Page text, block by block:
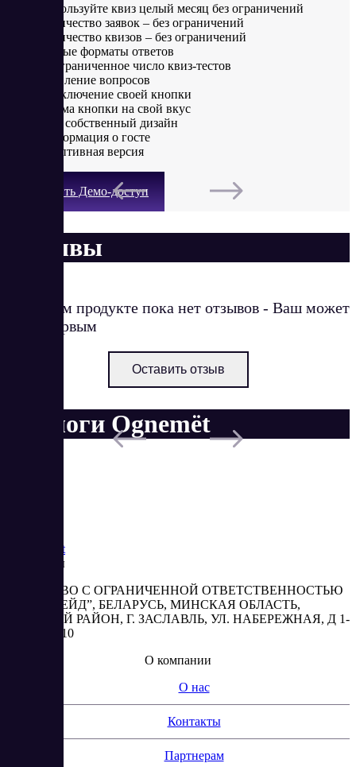
Используйте квиз целый месяц без ограничений
Количество заявок – без ограничений
Количество квизов – без ограничений
Разные форматы ответов
Неограниченное число квиз-тестов
Ветвление вопросов
Подключение своей кнопки
Форма кнопки на свой вкус
Ваш собственный дизайн
Информация о госте
Адаптивная версия
Получить Демо-доступ
Отзывы
О данном продукте пока нет отзывов - Ваш может
стать первым
Оставить отзыв
Аналоги Ognemёt
Market
Реквизиты
ОБЩЕСТВО С ОГРАНИЧЕННОЙ ОТВЕТСТВЕННОСТЬЮ
“АБЕСТРЕЙД”, БЕЛАРУСЬ, МИНСКАЯ ОБЛАСТЬ,
МИНСКИЙ РАЙОН, Г. ЗАСЛАВЛЬ, УЛ. НАБЕРЕЖНАЯ, Д 1-
2, КОМ. 310
О компании
О нас
Контакты
Партнерам